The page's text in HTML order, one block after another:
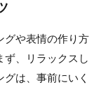
グや表情の作り方
ず、リラックスし
は、事前にいく